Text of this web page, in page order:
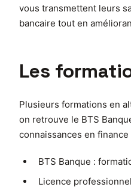
vous transmettent leurs
bancaire tout en
Les
Plusieurs formations en
on retrouve le BTS
connaissances en
BTS Banque :
Licence